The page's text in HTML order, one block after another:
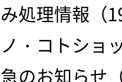
処理情報（
・コトショ
のお知らせ